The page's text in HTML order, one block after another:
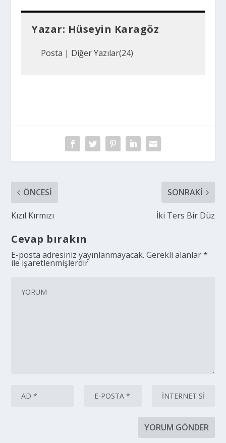
Yazar: Hüseyin Karagöz
Posta | Diğer Yazılar(24)
ÖNCESI
Kızıl Kırmızı
SONRAKI
İki Ters Bir Düz
Cevap bırakın
E-posta adresiniz yayınlanmayacak. Gerekli alanlar*
ile işaretlenmişlerdir